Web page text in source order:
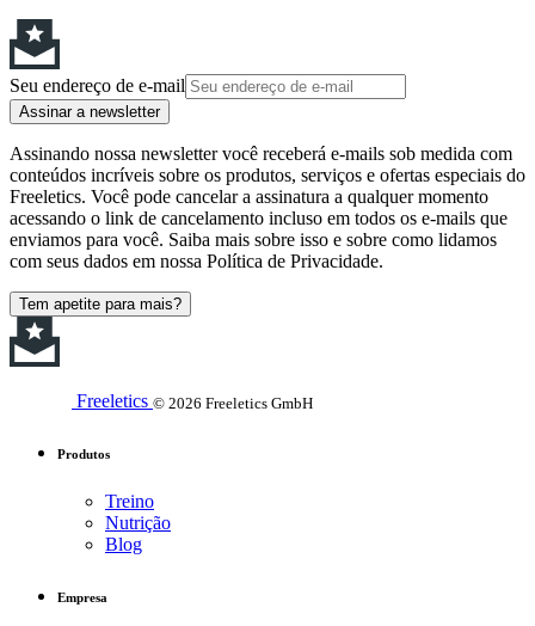
Seu endereço de e-mail
Assinar a newsletter
Assinando nossa newsletter você receberá e-mails sob medida com
conteúdos incríveis sobre os produtos, serviços e ofertas especiais do
Freeletics. Você pode cancelar a assinatura a qualquer momento
acessando o link de cancelamento incluso em todos os e-mails que
enviamos para você. Saiba mais sobre isso e sobre como lidamos
com seus dados em nossa Política de Privacidade.
Tem apetite para mais?
Freeletics © 2026 Freeletics GmbH
Produtos
Treino
Nutrição
Blog
Empresa